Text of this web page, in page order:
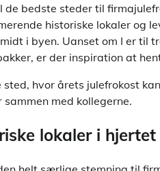
bedste steder til
historiske lokaler og
i byen. Uanset om I er til
er der inspiration at
hvor årets julefrokost
med kollegerne.
lokaler i